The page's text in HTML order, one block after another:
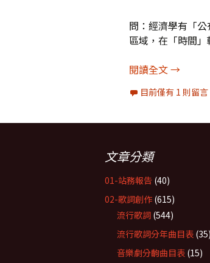
問：經濟學有「
區域，在「時間
閱讀全文「氣候
→
目前僅有 1 則留言
文章分類
01-站務報告 (40)
02-歌詞創作 (615)
流行歌詞 (544)
流行歌詞分年曲目表 (35)
音樂劇分齣曲目表 (15)